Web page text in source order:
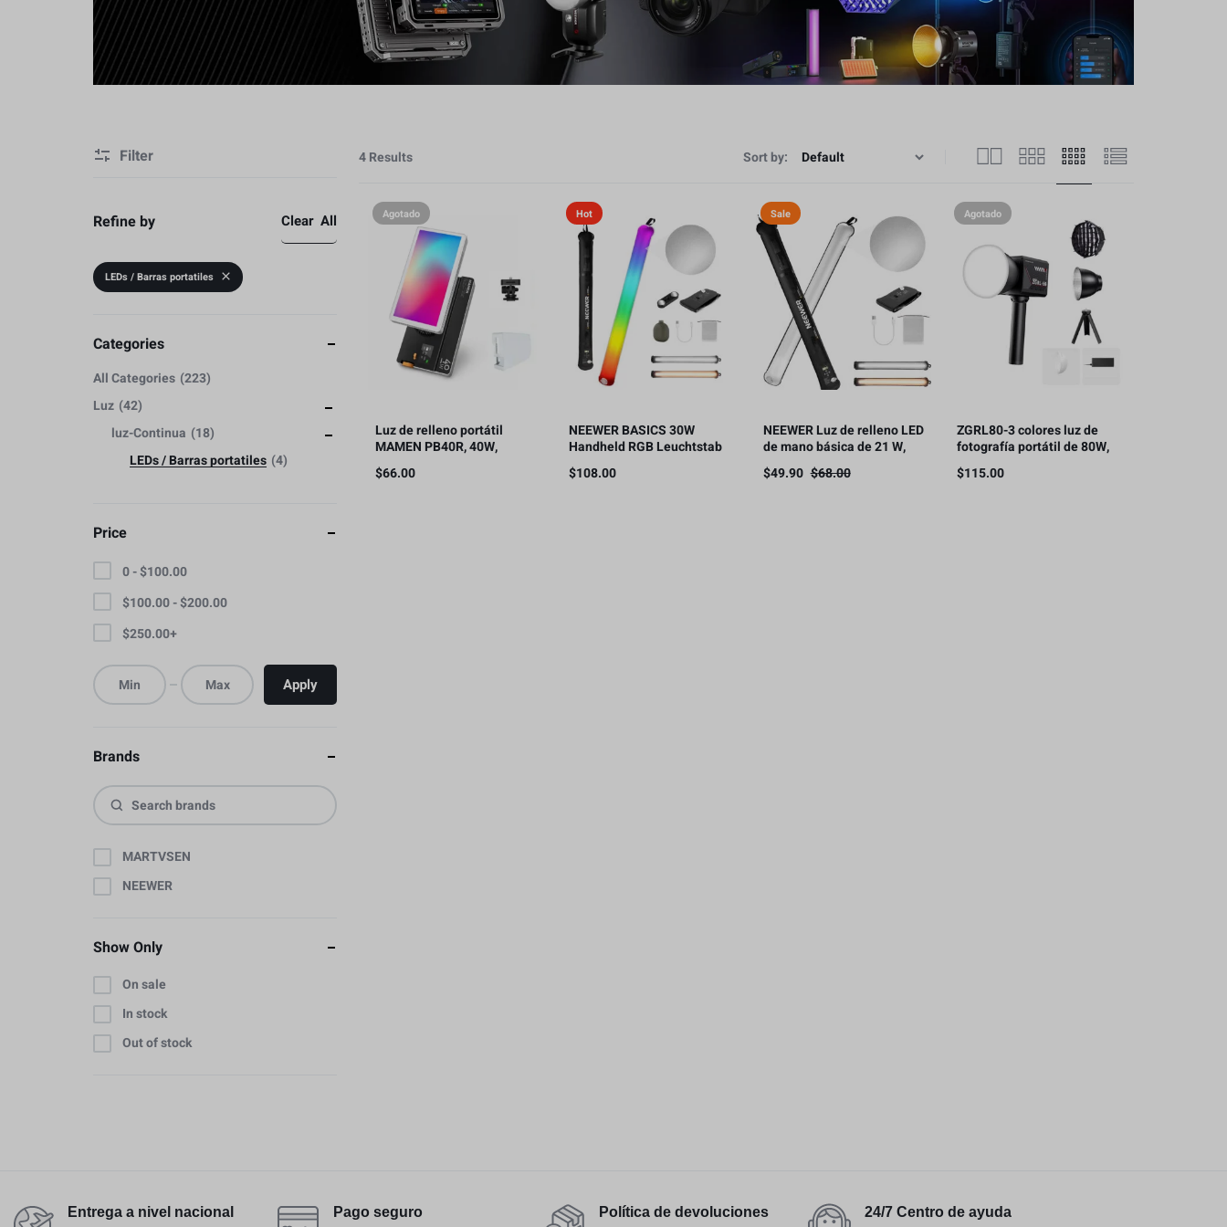
Video
Cámaras y Lentes
Estabilización
4 Results Sort by:
Agotado
Luz de relleno portátil
MAMEN PB40R, 40W,
3350mAh
$66.00
Hot
NEEWER BASICS 30W
Handheld RGB Leuchtstab
35,5″/90cm, 5000mAh Typ
C 45W in/30W Out
$108.00
Sale
NEEWER Luz de relleno LED
de mano básica de 21 W,
90cm/35.4 in, 2700-6500K,
2500mAh batería
$68.00
$49.90
Agotado
ZGRL80-3 colores luz de
fotografía portátil de 80W,
Mini Bowen
$115.00
Filter
Refine by Clear All
LEDs / Barras portatiles
Categories
All Categories 223
Luz 42
luz-Continua 18
LEDs / Barras portatiles 4
Price
0 -$100.00
$100.00-$200.00
$250.00+
Apply
Brands
MARTVSEN
NEEWER
Show Only
On sale
In stock
Out of stock
Entrega a nivel nacional Pago seguro Política de devoluciones 24/7 Centro de ayuda